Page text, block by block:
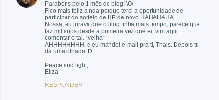
Parabéns pelo 1 mês de blog! \O/
Fico mais feliz ainda porque terei a oportunidade de
participar do sorteio de HP de novo HAHAHAHA
Nossa, eu jurava que o blog tinha mais tempo, parece que
faz mil anos desde a primeira vez que eu vim aqui
comentar e tal. *velha*
AHHHHHHHH, e eu mandei e-mail pra ti, Thais. Depois tu
dá uma olhada :D
Peace and light,
Eliza
RESPONDER